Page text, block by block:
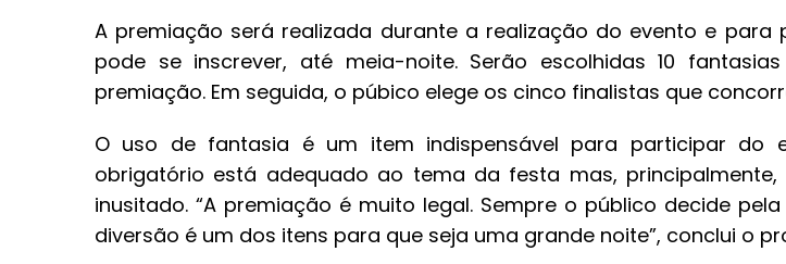
A premiação será realizada durante a realização do evento e para
pode se inscrever, até meia-noite. Serão escolhidas 10
premiação. Em seguida, o púbico elege os cinco finalistas que
O uso de fantasia é um item indispensável para participar do
obrigatório está adequado ao tema da festa mas,
inusitado. “A premiação é muito legal. Sempre o público decide
diversão é um dos itens para que seja uma grande noite”, conclui o